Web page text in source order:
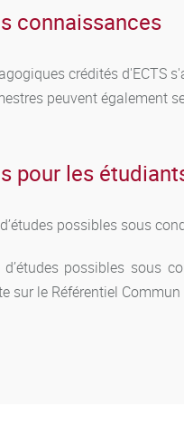
connaissances
crédités d'ECTS
peuvent également
pour les
possibles sous
d’études possibles sous
sur le Référentiel Commun